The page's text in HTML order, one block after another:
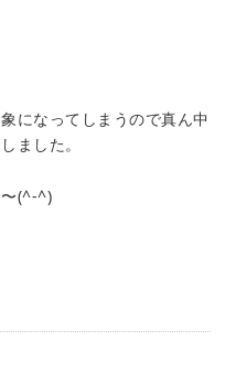
になってしまうので真ん中
ました。
〜(^-^)